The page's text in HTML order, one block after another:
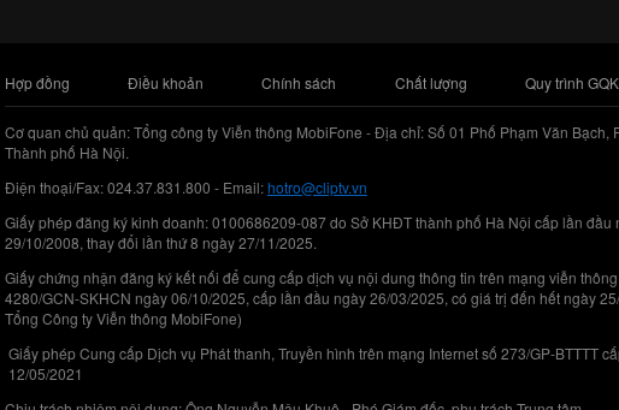
Hợp đồng Điều khoản Chính sách Chất lượng Quy trình
Cơ quan chủ quản: Tổng công ty Viễn thông MobiFone - Địa chỉ: Số 01 Phố Phạm Văn Bạch,
Thành phố Hà Nội.
Điện thoại/Fax: 024.37.831.800 - Email:hotro@cliptv.vn
Giấy phép đăng ký kinh doanh: 0100686209-087 do Sở KHĐT thành phố Hà Nội cấp lần đầu
29/10/2008, thay đổi lần thứ 8 ngày 27/11/2025.
Giấy chứng nhận đăng ký kết nối để cung cấp dịch vụ nội dung thông tin trên mạng viễn
4280/GCN-SKHCN ngày 06/10/2025, cấp lần đầu ngày 26/03/2025, có giá trị đến hết ngày
Tổng Công ty Viễn thông MobiFone)
Giấy phép Cung cấp Dịch vụ Phát thanh, Truyền hình trên mạng Internet số 273/GP-BTTTT
12/05/2021